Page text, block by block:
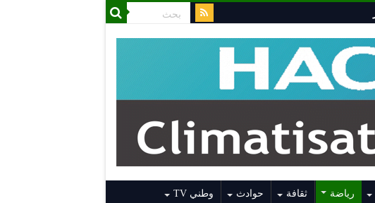
رياضة ثقافة حوادث وطني TV